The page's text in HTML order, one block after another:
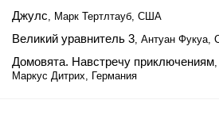
Джулс, Марк Тертлтауб, США
Великий уравнитель 3, Антуан Фукуа,
Домовята. Навстречу приключениям
Маркус Дитрих, Германия